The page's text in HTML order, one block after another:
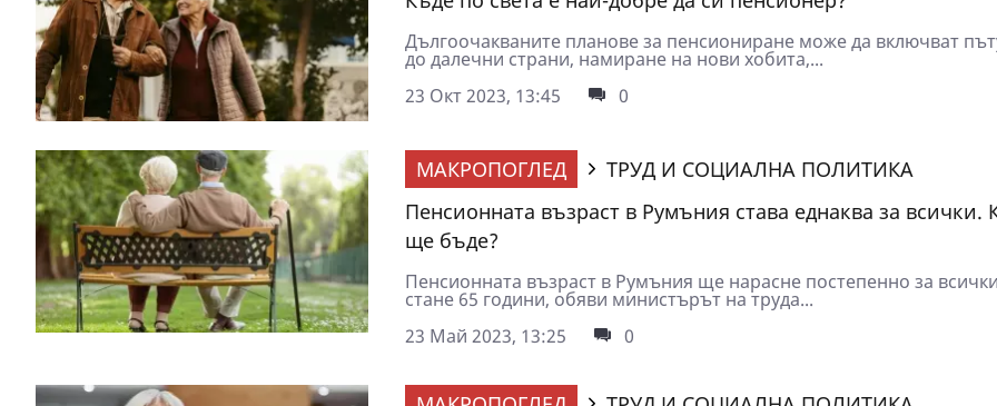
Дългоочакваните планове за пенсиониране може да включват
до далечни страни, намиране на нови хобита,...
23 Окт 2023, 13:45
0
МАКРОПОГЛЕД
ТРУД И СОЦИАЛНА ПОЛИТИКА
Пенсионната възраст в Румъния става еднаква за всички.
ще бъде?
Пенсионната възраст в Румъния ще нарасне постепенно за
стане 65 години, обяви министърът на труда...
23 Май 2023, 13:25
0